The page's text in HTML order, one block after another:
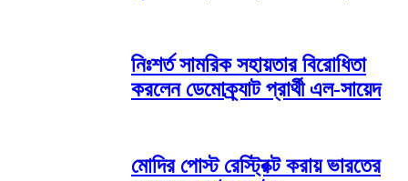
নিঃশর্ত সামরিক সহায়তার বিরোধিতা
করলেন ডেমোক্র্যাট প্রার্থী এল-সায়েদ
মোদির পোস্ট রেস্ট্রিক্ট করায় ভারতের